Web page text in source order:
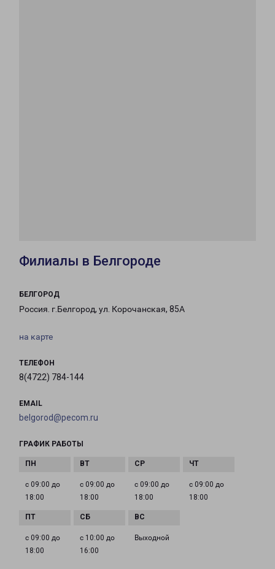
Филиалы в Белгороде
БЕЛГОРОД
Россия. г.Белгород, ул. Корочанская, 85А
на карте
ТЕЛЕФОН
8(4722) 784-144
EMAIL
belgorod@pecom.ru
ГРАФИК РАБОТЫ
с 09:00 до
18:00
с 09:00 до
18:00
с 09:00 до
18:00
с 09:00 до
18:00
с 09:00 до
18:00
с 10:00 до
16:00
Выходной